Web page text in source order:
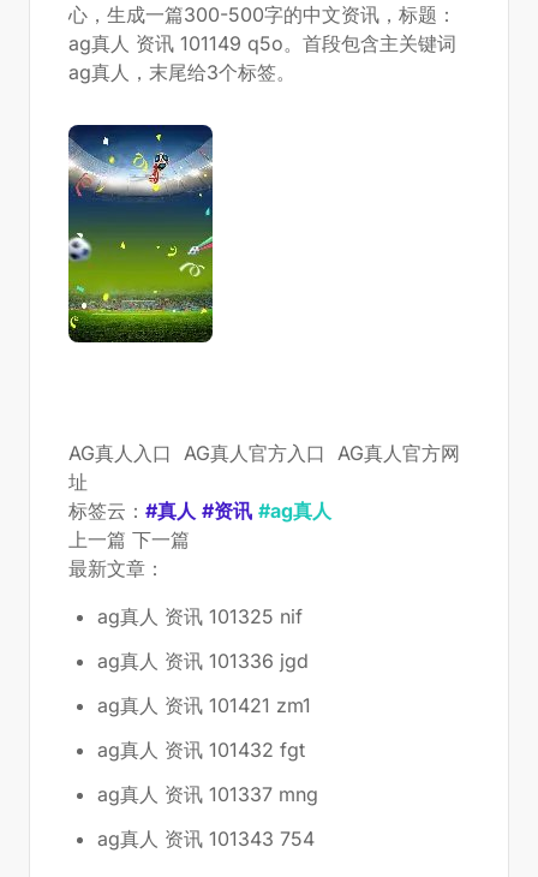
心，生成一篇300-500字的中文资讯，标题：
ag真人 资讯 101149 q5o。首段包含主关键词
ag真人，末尾给3个标签。
AG真人入口 AG真人官方入口
AG真人官方网
址
标签云： #真人 #资讯 #ag真人
上一篇 下一篇
最新文章：
ag真人 资讯 101325 nif
ag真人 资讯 101336 jgd
ag真人 资讯 101421 zm1
ag真人 资讯 101432 fgt
ag真人 资讯 101337 mng
ag真人 资讯 101343 754